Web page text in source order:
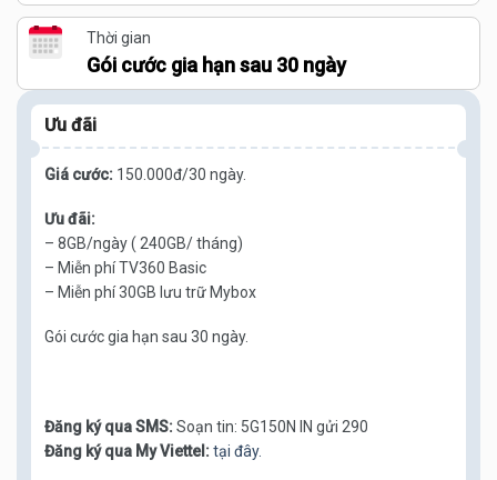
Thời gian
Gói cước gia hạn sau 30 ngày
Ưu đãi
Giá cước: 150.000đ/30 ngày.
Ưu đãi:
– 8GB/ngày ( 240GB/ tháng)
– Miễn phí TV360 Basic
– Miễn phí 30GB lưu trữ Mybox
Gói cước gia hạn sau 30 ngày.
Đăng ký qua SMS:Soạn tin: 5G150N IN gửi 290
Đăng ký qua My Viettel:tại đây.